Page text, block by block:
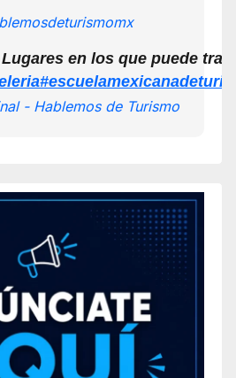
Lugares en los que puede
- Hablemos de Turismo